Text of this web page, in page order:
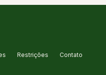
Restrições
Contato